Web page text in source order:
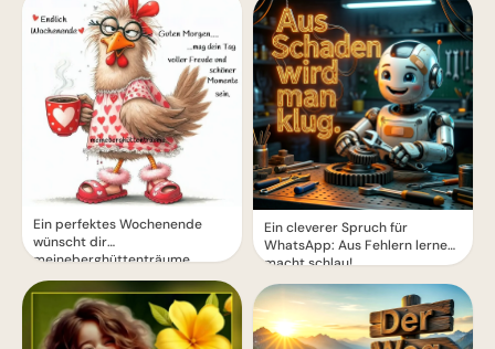
Ein perfektes Wochenende
wünscht dir
meineberghüttenträume
Ein cleverer Spruch für
WhatsApp: Aus Fehlern lernen
macht schlau!